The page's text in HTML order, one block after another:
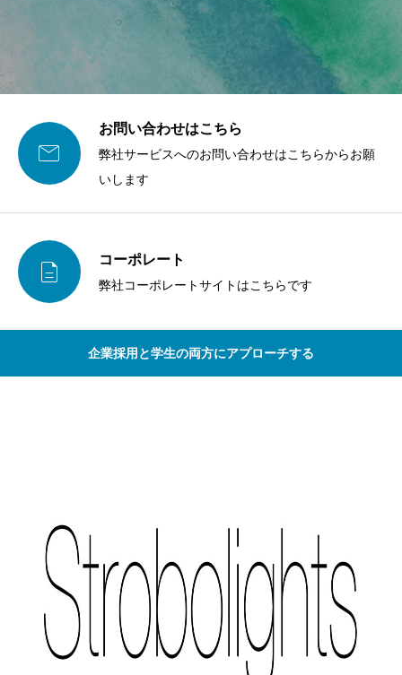

お問い合わせはこちら
弊社サービスへのお問い合わせはこちらからお願
いします
 コーポレート
弊社コーポレートサイトはこちらです
企業採用と学生の両方にアプローチする